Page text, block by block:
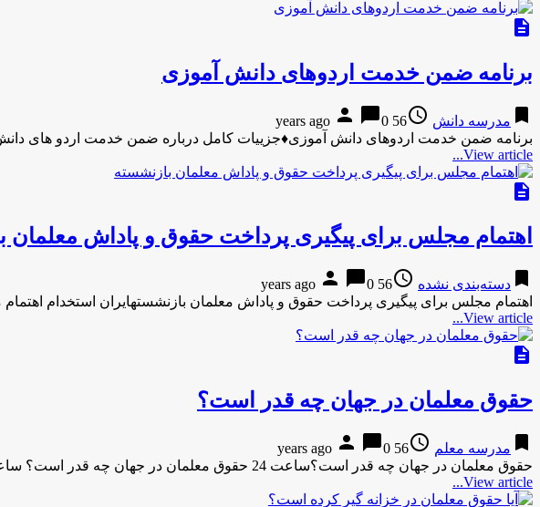
description
برنامه ضمن خدمت اردوهای دانش آموزی
bookmark مدرسه دانش access_time
56 years ago
person chat_bubble0
برنامه ضمن خدمت اردوهای دانش آموزی♦️جزییات کامل درباره ضمن خدمت اردو های
View article...
description
اهتمام مجلس برای پیگیری پرداخت حقوق و پاداش معلمان
bookmark دسته‌بندی نشده access_time
56 years ago
person chat_bubble0
اهتمام مجلس برای پیگیری پرداخت حقوق و پاداش معلمان بازنشستهایران استخدام
View article...
description
حقوق معلمان در جهان چه قدر است؟
bookmark مدرسه معلم access_time
56 years ago
person chat_bubble0
حقوق معلمان در جهان چه قدر است؟ساعت 24 حقوق معلمان در جهان چه قدر است؟ ساعت 24حقوق معلمان در جهان …
View article...